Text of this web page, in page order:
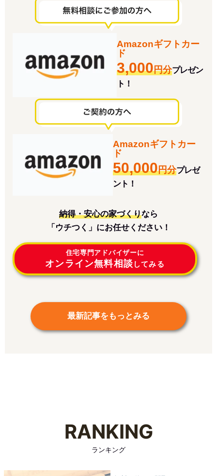
Amazonギフトカー
ド
3,000円分プレゼン
ト！
Amazonギフトカー
ド
50,000円分プレゼ
ント！
納得・安心の家づくりなら
「ウチつく」にお任せください！
住宅専門アドバイザーに
オンライン無料相談 してみる
最新記事をもっとみる
RANKING
ランキング